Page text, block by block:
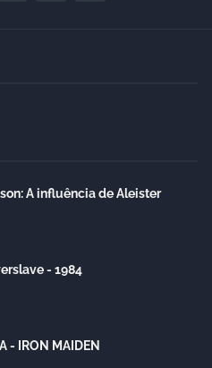
A influência de Aleister
- 1984
- IRON MAIDEN